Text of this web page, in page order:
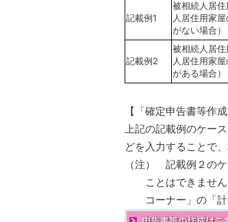
記載例1
被相続人居
人居住用家
がない場合）
記載例2
被相続人居
人居住用家
がある場合）
【「確定申告書等作
上記の記載例のケー
どを入力することで
（注） 記載例２の
ことはできませ
コーナー」の「